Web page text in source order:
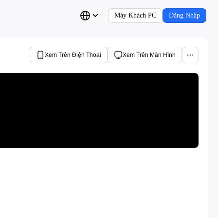
Máy Khách PC Đăng Nhập
Xem Trên Điện Thoại Xem Trên Màn Hình